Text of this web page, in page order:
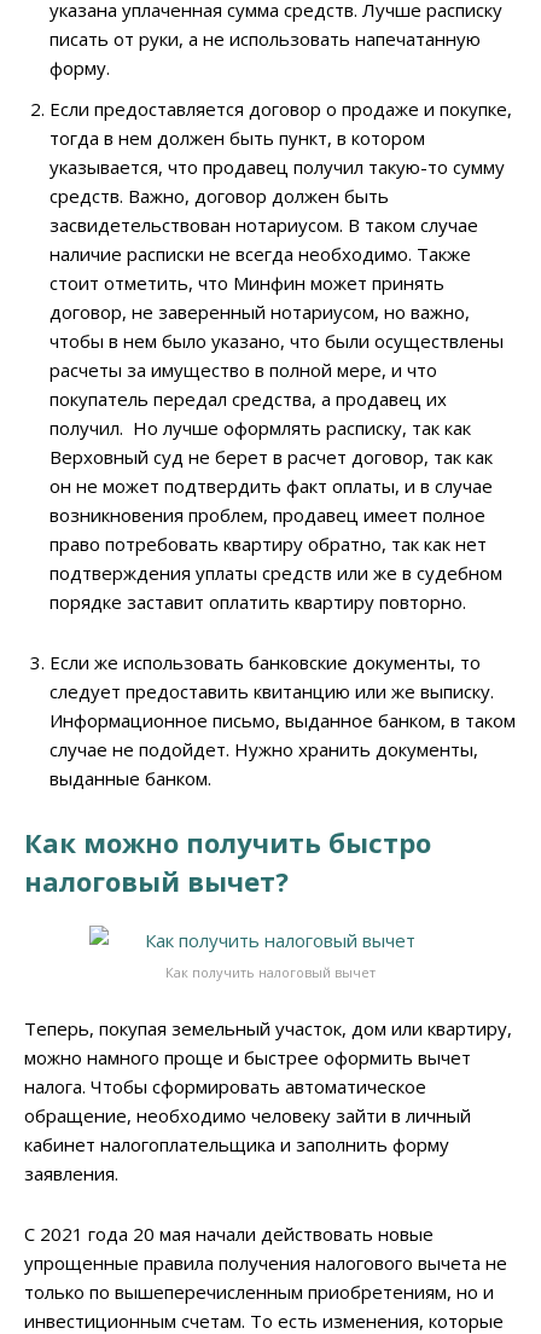
указана уплаченная сумма средств. Лучше расписку
писать от руки, а не использовать напечатанную
форму.
Если предоставляется договор о продаже и покупке,
тогда в нем должен быть пункт, в котором
указывается, что продавец получил такую-то сумму
средств. Важно, договор должен быть
засвидетельствован нотариусом. В таком случае
наличие расписки не всегда необходимо. Также
стоит отметить, что Минфин может принять
договор, не заверенный нотариусом, но важно,
чтобы в нем было указано, что были осуществлены
расчеты за имущество в полной мере, и что
покупатель передал средства, а продавец их
получил. Но лучше оформлять расписку, так как
Верховный суд не берет в расчет договор, так как
он не может подтвердить факт оплаты, и в случае
возникновения проблем, продавец имеет полное
право потребовать квартиру обратно, так как нет
подтверждения уплаты средств или же в судебном
порядке заставит оплатить квартиру повторно.
Если же использовать банковские документы, то
следует предоставить квитанцию или же выписку.
Информационное письмо, выданное банком, в таком
случае не подойдет. Нужно хранить документы,
выданные банком.
Как можно получить быстро
налоговый вычет?
Как получить налоговый вычет
Теперь, покупая земельный участок, дом или квартиру,
можно намного проще и быстрее оформить вычет
налога. Чтобы сформировать автоматическое
обращение, необходимо человеку зайти в личный
кабинет налогоплательщика и заполнить форму
заявления.
С 2021 года 20 мая начали действовать новые
упрощенные правила получения налогового вычета не
только по вышеперечисленным приобретениям, но и
инвестиционным счетам. То есть изменения, которые